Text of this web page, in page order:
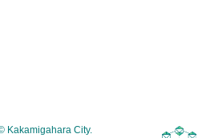
Kakamigahara City.